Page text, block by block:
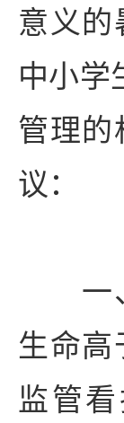
意义
中小学
管理
议：
一、
生命
监管